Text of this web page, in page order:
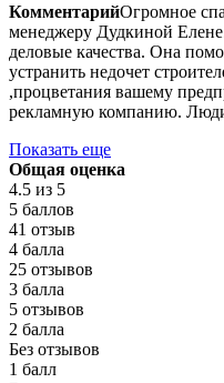
КомментарийОгромное
менеджеру Дудкиной
деловые качества. Она
устранить недочет
,процветания вашему
рекламную компанию.
Показать еще
Общая оценка
4.5 из 5
5 баллов
41 отзыв
4 балла
25 отзывов
3 балла
5 отзывов
2 балла
Без отзывов
1 балл